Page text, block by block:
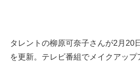
タレントの柳原可奈子さんが2月20
を更新。テレビ番組でメイクアッ